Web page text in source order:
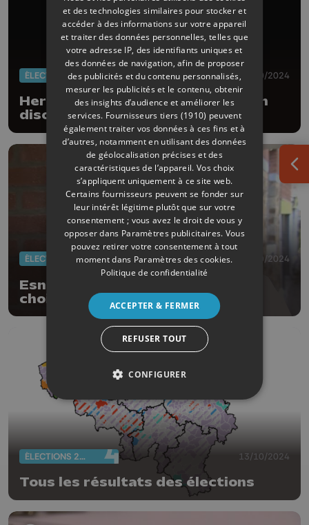
ÉLECTIONS 2024 14/10/2024
Herstal: Frédéric Daerden (PS) en
discussion avec le PTB
ÉLECTIONS 2024 14/10/2024
Esneux: Laura Iker, bourgmestre,
choisit les socialistes comme
partenaires
ÉLECTIONS 2024 13/10/2024
Tous les résultats des élections
et des technologies similaires pour stocker et
accéder à des informations sur votre appareil
et traiter des données personnelles, telles que
votre adresse IP, des identifiants uniques et
des données de navigation, afin de proposer
des publicités et du contenu personnalisés,
mesurer les publicités et le contenu, obtenir
des insights d’audience et améliorer les
services. Fournisseurs tiers (1910) peuvent
également traiter vos données à ces fins et à
d’autres, notamment en utilisant des données
de géolocalisation précises et des
caractéristiques de l’appareil. Vos choix
s’appliquent uniquement à ce site web.
Certains fournisseurs peuvent se fonder sur
leur intérêt légitime plutôt que sur votre
consentement ; vous avez le droit de vous y
opposer dans Paramètres publicitaires. Vous
pouvez retirer votre consentement à tout
moment dans Paramètres des cookies.
Politique de confidentialité
ACCEPTER & FERMER
REFUSER TOUT
CONFIGURER